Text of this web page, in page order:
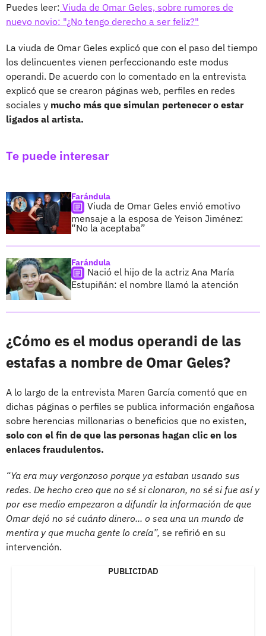
Puedes leer: Viuda de Omar Geles, sobre rumores de
nuevo novio: "¿No tengo derecho a ser feliz?"
La viuda de Omar Geles explicó que con el paso del tiempo
los delincuentes vienen perfeccionando este modus
operandi. De acuerdo con lo comentado en la entrevista
explicó que se crearon páginas web, perfiles en redes
sociales y mucho más que simulan pertenecer o estar
ligados al artista.
Te puede interesar
Farándula
Viuda de Omar Geles envió emotivo
mensaje a la esposa de Yeison Jiménez:
“No la aceptaba”
Farándula
Nació el hijo de la actriz Ana María
Estupiñán: el nombre llamó la atención
¿Cómo es el modus operandi de las
estafas a nombre de Omar Geles?
A lo largo de la entrevista Maren García comentó que en
dichas páginas o perfiles se publica información engañosa
sobre herencias millonarias o beneficios que no existen,
solo con el fin de que las personas hagan clic en los
enlaces fraudulentos.
“Ya era muy vergonzoso porque ya estaban usando sus
redes. De hecho creo que no sé si clonaron, no sé si fue así y
por ese medio empezaron a difundir la información de que
Omar dejó no sé cuánto dinero... o sea una un mundo de
mentira y que mucha gente lo creía”, se refirió en su
intervención.
PUBLICIDAD